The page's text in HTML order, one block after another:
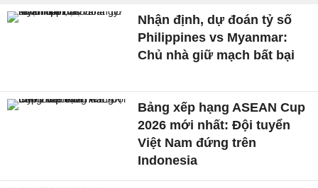
Nhận định, dự đoán tỷ số
Philippines vs Myanmar:
Chủ nhà giữ mạch bất bại
Bảng xếp hạng ASEAN Cup
2026 mới nhất: Đội tuyển
Việt Nam đứng trên
Indonesia